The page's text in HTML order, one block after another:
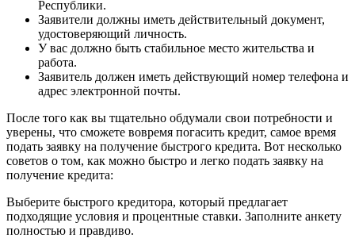
Республики.
Заявители должны иметь действительный документ,
удостоверяющий личность.
У вас должно быть стабильное место жительства и
работа.
Заявитель должен иметь действующий номер телефона и
адрес электронной почты.
После того как вы тщательно обдумали свои потребности и
уверены, что сможете вовремя погасить кредит, самое время
подать заявку на получение быстрого кредита. Вот несколько
советов о том, как можно быстро и легко подать заявку на
получение кредита:
Выберите быстрого кредитора, который предлагает
подходящие условия и процентные ставки. Заполните анкету
полностью и правдиво.